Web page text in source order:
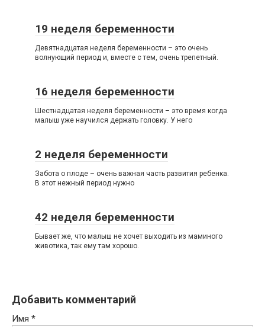
19 неделя беременности
Девятнадцатая неделя беременности – это очень
волнующий период и, вместе с тем, очень трепетный.
16 неделя беременности
Шестнадцатая неделя беременности – это время когда
малыш уже научился держать головку. У него
2 неделя беременности
Забота о плоде – очень важная часть развития ребенка.
В этот нежный период нужно
42 неделя беременности
Бывает же, что малыш не хочет выходить из маминого
животика, так ему там хорошо.
Добавить комментарий
Имя *